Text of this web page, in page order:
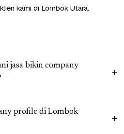
kami di Lombok Utara.
jasa bikin company
profile di Lombok